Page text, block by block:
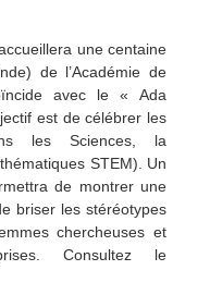
une centaine
de l’Académie de
avec le « Ada
est de célébrer les
les Sciences, la
STEM). Un
de montrer une
briser les stéréotypes
chercheuses et
Consultez le